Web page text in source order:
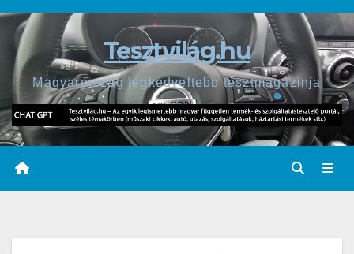
Skip
content
Tesztvilág.hu
Magyarország legkedveltebb tesztmagazinja